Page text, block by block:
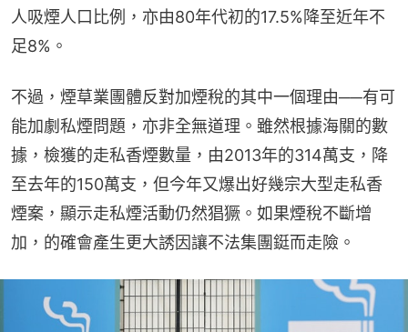
人吸煙人口比例，亦由80年代初的17.5%降至近年不
足8%。
不過，煙草業團體反對加煙稅的其中一個理由──有可
能加劇私煙問題，亦非全無道理。雖然根據海關的數
據，檢獲的走私香煙數量，由2013年的314萬支，降
至去年的150萬支，但今年又爆出好幾宗大型走私香
煙案，顯示走私煙活動仍然猖獗。如果煙稅不斷增
加，的確會產生更大誘因讓不法集團鋌而走險。